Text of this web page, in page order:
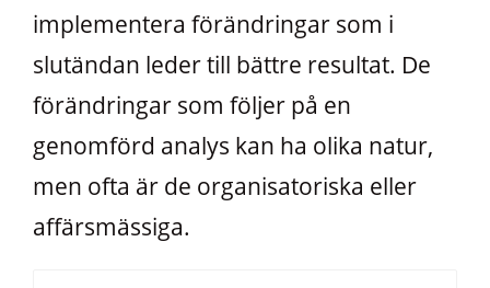
implementera förändringar som i
slutändan leder till bättre resultat. De
förändringar som följer på en
genomförd analys kan ha olika natur,
men ofta är de organisatoriska eller
affärsmässiga.